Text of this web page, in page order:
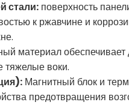
стали:поверхность
к ржавчине и
материал обеспечивает
тяжелые воки.
Магнитный блок и
предотвращения